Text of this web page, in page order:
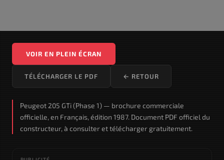
VOIR EN PLEIN ÉCRAN
TÉLÉCHARGER LE PDF ← RETOUR
Peugeot 205 GTi (Phase 1) — brochure commerciale
officielle, en Français, édition 1987. Document PDF officiel du
constructeur, à consulter et télécharger gratuitement.